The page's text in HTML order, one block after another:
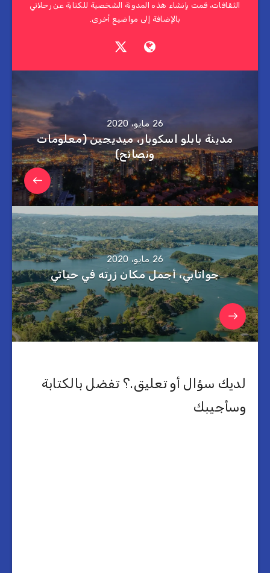
الثقافات، قمت بإنشاء هذه المدونة الشخصية للكتابة عن رحلاتي
بالإضافة إلى مواضيع أخرى.
26 مايو، 2020
مدينة بابلو اسكوبار، ميديجين (معلومات
ونصائح)
26 مايو، 2020
جواتابي، أجمل مكان زرته في حياتي
لديك سؤال أو تعليق.؟ تفضل بالكتابة
وسأجيبك